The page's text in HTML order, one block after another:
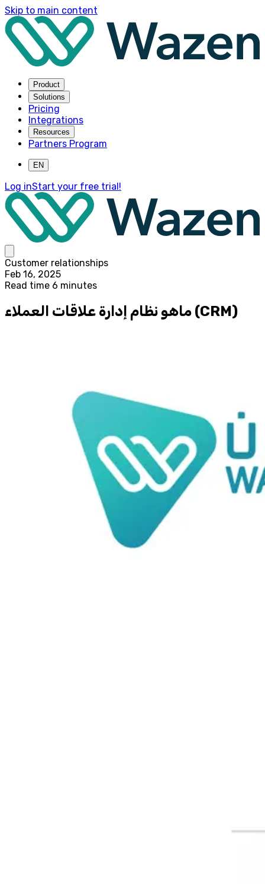
Skip to main content
Product
Solutions
Pricing
Integrations
Resources
Partners Program
EN
Log inStart your free trial!
Customer relationships
Feb 16, 2025
Read time 6 minutes
ماهو نظام إدارة علاقات العملاء (CRM)